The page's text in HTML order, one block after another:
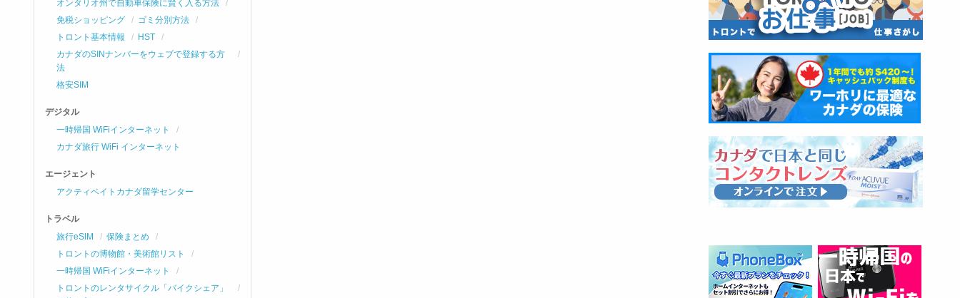
オンタリオ州で自動車保険に賢く入る方法
免税ショッピング
ゴミ分別方法
トロント基本情報
HST
カナダのSINナンバーをウェブで登録する方
法
格安SIM
デジタル
一時帰国 WiFiインターネット
カナダ旅行 WiFi インターネット
エージェント
アクティベイトカナダ留学センター
トラベル
旅行eSIM
保険まとめ
トロントの博物館・美術館リスト
一時帰国 WiFiインターネット
トロントのレンタサイクル「バイクシェア」